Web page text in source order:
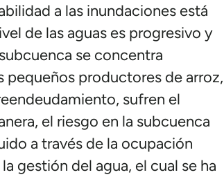
a las inundaciones está
de las aguas es progresivo y
se concentra
pequeños productores de arroz,
sufren el
el riesgo en la subcuenca
a través de la ocupación
gestión del agua, el cual se ha